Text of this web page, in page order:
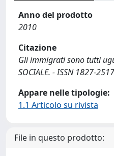
Anno del prodotto
2010
Citazione
Gli immigrati sono tutti
SOCIALE. - ISSN 1827-
Appare nelle tipologie:
1.1 Articolo su rivista
File in questo prodotto: